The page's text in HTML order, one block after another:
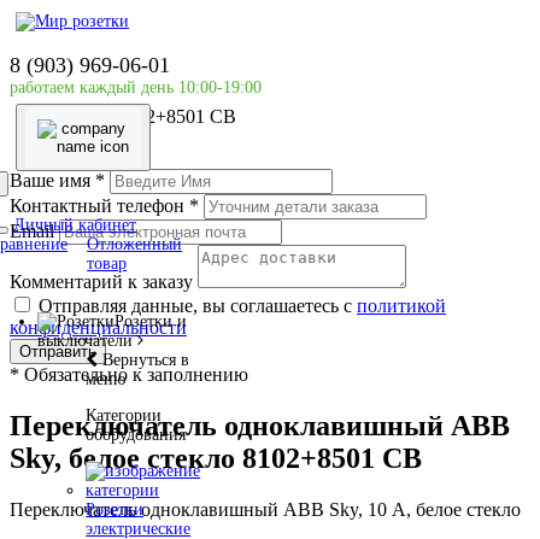
8 (903) 969-06-01
работаем каждый день 10:00-19:00
Личный кабинет
Отложенный
товар
Розетки и
выключатели
Вернуться в
меню
Категории
оборудования
Розетки
электрические
Главная страница
Выключатели
Переключатель одноклавишный ABB Sky, белое
стекло 8102+8501 CB
Ваше имя *
Контактный телефон *
Email
Комментарий к заказу
Отправляя данные, вы соглашаетесь с политикой
конфиденциальности
Отправить
* Обязательно к заполнению
Переключатель одноклавишный ABB
Sky, белое стекло 8102+8501 CB
Переключатель одноклавишный ABB Sky, 10 А, белое стекло